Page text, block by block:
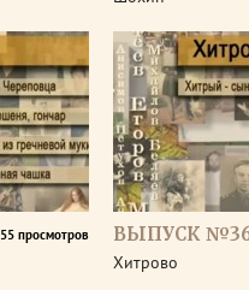
55 просмотров ВЫПУСК
Хитрово